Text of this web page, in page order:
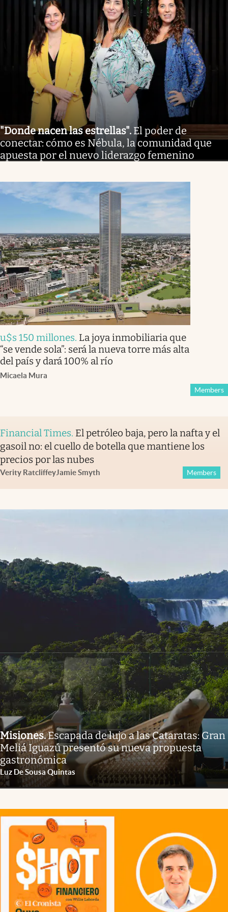
"Donde nacen las estrellas". El poder de
conectar: cómo es Nébula, la comunidad que
apuesta por el nuevo liderazgo femenino
u$s 150 millones. La joya inmobiliaria que
“se vende sola”: será la nueva torre más alta
del país y dará 100% al río
Micaela Mura
Members
Financial Times. El petróleo baja, pero la nafta y el
gasoil no: el cuello de botella que mantiene los
precios por las nubes
Verity RatcliffeyJamie Smyth Members
Misiones.Escapada de lujo a las Cataratas: Gran
Meliá Iguazú presentó su nueva propuesta
gastronómica
Luz De Sousa Quintas